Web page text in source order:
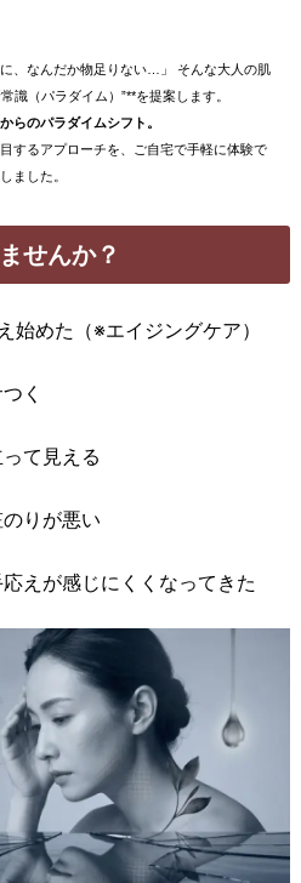
、なんだか物足りない…」 そんな大人の肌
識（パラダイム）”**を提案します。
らのパラダイムシフト。
するアプローチを、ご自宅で手軽に体験で
ました。
せんか？
めた（※エイジングケア）
く
て見える
りが悪い
えが感じにくくなってきた